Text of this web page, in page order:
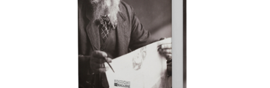
AGGIUNGI AL CARRELLO